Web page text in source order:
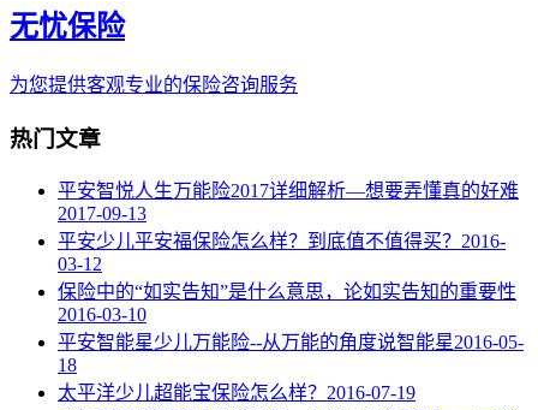
无忧保险
为您提供客观专业的保险咨询服务
热门文章
平安智悦人生万能险2017详细解析—想要弄懂真的好难
2017-09-13
平安少儿平安福保险怎么样？到底值不值得买？ 2016-
03-12
保险中的“如实告知”是什么意思，论如实告知的重要性
2016-03-10
平安智能星少儿万能险--从万能的角度说智能星2016-05-
18
太平洋少儿超能宝保险怎么样？ 2016-07-19